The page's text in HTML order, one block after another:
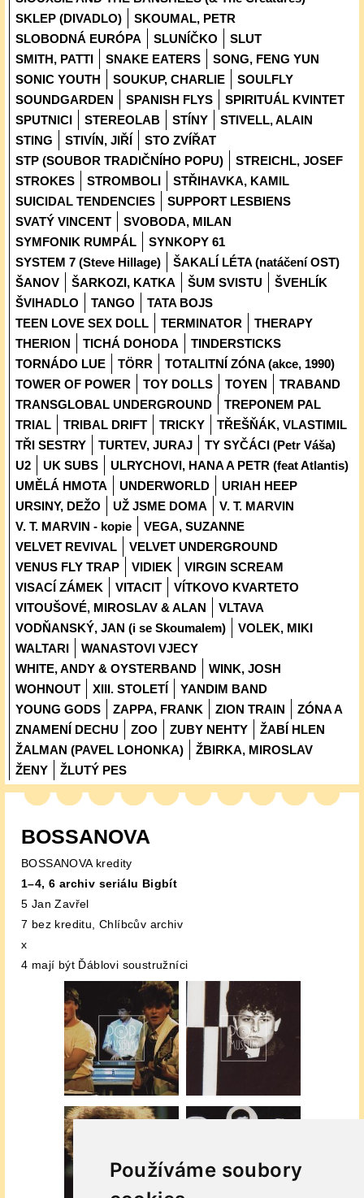
Používáme soubory
SKLEP (DIVADLO)
SKOUMAL, PETR
SLOBODNÁ EURÓPA
SLUNÍČKO
SLUT
SMITH, PATTI
SNAKE EATERS
SONG, FENG YUN
SONIC YOUTH
SOUKUP, CHARLIE
SOULFLY
SOUNDGARDEN
SPANISH FLYS
SPIRITUÁL KVINTET
SPUTNICI
STEREOLAB STÍNY
STIVELL, ALAIN
STING
STIVÍN, JIŘÍ
STO ZVÍŘAT
STP (SOUBOR TRADIČNÍHO POPU)
STREICHL, JOSEF
STROKES
STROMBOLI
STŘIHAVKA, KAMIL
SUICIDAL TENDENCIES
SUPPORT LESBIENS
SVATÝ VINCENT
SVOBODA, MILAN
SYMFONIK RUMPÁL
SYNKOPY 61
SYSTEM 7 (Steve Hillage)
ŠAKALÍ LÉTA (natáčení OST)
ŠANOV
ŠARKOZI, KATKA ŠUM SVISTU
ŠVEHLÍK
ŠVIHADLO
TANGO
TATA BOJS
TEEN LOVE SEX DOLL
TERMINATOR
THERAPY
THERION
TICHÁ DOHODA
TINDERSTICKS
TORNÁDO LUE
TÖRR
TOTALITNÍ ZÓNA (akce, 1990)
TOWER OF POWER
TOY DOLLS TOYEN
TRABAND
TRANSGLOBAL UNDERGROUND
TREPONEM PAL
TRIAL
TRIBAL DRIFT TRICKY
TŘEŠŇÁK, VLASTIMIL
TŘI SESTRY
TURTEV, JURAJ
TY SYČÁCI (Petr Váša)
U2
UK SUBS
ULRYCHOVI, HANA A PETR (feat Atlantis)
UMĚLÁ HMOTA
UNDERWORLD
URIAH HEEP
URSINY, DEŽO
UŽ JSME DOMA
V. T. MARVIN
V. T. MARVIN - kopie
VEGA, SUZANNE
VELVET REVIVAL
VELVET UNDERGROUND
VENUS FLY TRAP
VIDIEK
VIRGIN SCREAM
VISACÍ ZÁMEK
VITACIT
VÍTKOVO KVARTETO
VITOUŠOVÉ, MIROSLAV & ALAN
VLTAVA
VODŇANSKÝ, JAN (i se Skoumalem)
VOLEK, MIKI
WALTARI
WANASTOVI VJECY
WHITE, ANDY & OYSTERBAND
WINK, JOSH
WOHNOUT
XIII. STOLETÍ
YANDIM BAND
YOUNG GODS
ZAPPA, FRANK ZION TRAIN
ZÓNA A
ZNAMENÍ DECHU
ZOO ZUBY NEHTY
ŽABÍ HLEN
ŽALMAN (PAVEL LOHONKA)
ŽBIRKA, MIROSLAV
ŽENY
ŽLUTÝ PES
BOSSANOVA
BOSSANOVA kredity
1–4, 6 archiv seriálu Bigbít
5 Jan Zavřel
7 bez kreditu, Chlíbcův archiv
x
4 mají být Ďáblovi soustružníci